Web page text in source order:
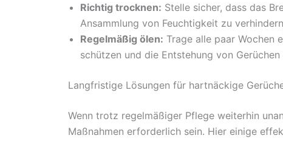
Richtig trocknen: Stelle sicher, dass das
Ansammlung von Feuchtigkeit zu
Regelmäßig ölen: Trage alle paar Wochen
schützen und die Entstehung von
Langfristige Lösungen für hartnäckige
Wenn trotz regelmäßiger Pflege weiterhin
Maßnahmen erforderlich sein. Hier einige